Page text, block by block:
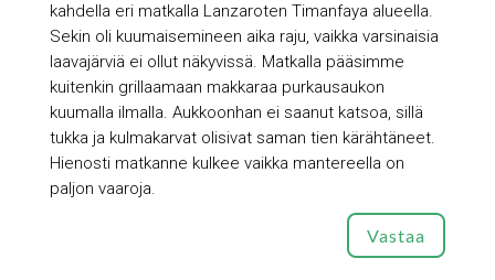
kahdella eri matkalla Lanzaroten Timanfaya alueella.
Sekin oli kuumaisemineen aika raju, vaikka varsinaisia
laavajärviä ei ollut näkyvissä. Matkalla pääsimme
kuitenkin grillaamaan makkaraa purkausaukon
kuumalla ilmalla. Aukkoonhan ei saanut katsoa, sillä
tukka ja kulmakarvat olisivat saman tien kärähtäneet.
Hienosti matkanne kulkee vaikka mantereella on
paljon vaaroja.
Vastaa